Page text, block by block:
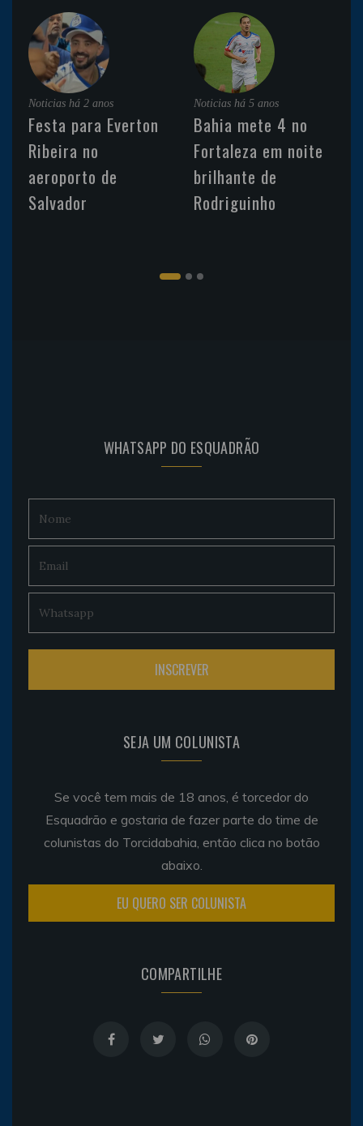
Noticias há 2 anos
Festa para Everton
Ribeira no
aeroporto de
Salvador
Noticias há 5 anos
Bahia mete 4 no
Fortaleza em noite
brilhante de
Rodriguinho
WHATSAPP DO ESQUADRÃO
SEJA UM COLUNISTA
Se você tem mais de 18 anos, é torcedor do
Esquadrão e gostaria de fazer parte do time de
colunistas do Torcidabahia, então clica no botão
abaixo.
EU QUERO SER COLUNISTA
COMPARTILHE